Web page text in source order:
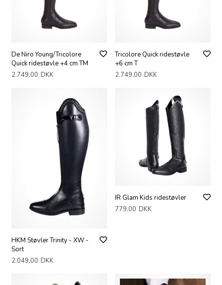
De Niro Young/Tricolore
Quick ridestøvle +4 cm TM
2.749,00 DKK
Tricolore Quick ridestøvle
+6 cm T
2.749,00 DKK
HKM Støvler Trinity - XW -
Sort
2.049,00 DKK
IR Glam Kids ridestøvler
779,00 DKK